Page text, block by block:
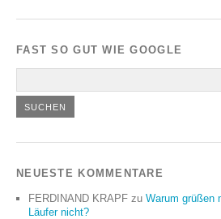
FAST SO GUT WIE GOOGLE
NEUESTE KOMMENTARE
FERDINAND KRAPF zu Warum grüßen
Läufer nicht?